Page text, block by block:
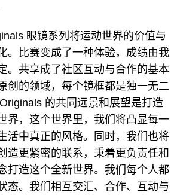
眼镜系列将运动世界的价值与
。比赛变成了一种体验，成绩由我
。共享成了社区互动与合作的基本
创的领域，每个镜框都是独一无二
的共同远景和展望是打造
界，这个世界里，我们将凸显每一
活中真正的风格。同时，我们也将
造更紧密的联系，秉着更负责任和
打造这个全新世界。我们每个人都
态。我们相互交汇、合作、互动与